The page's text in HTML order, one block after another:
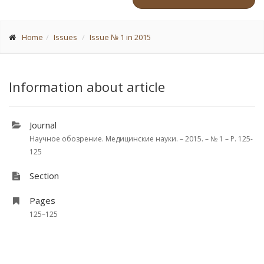
Home Issues Issue № 1 in 2015
Information about article
Journal
Научное обозрение. Медицинские науки. – 2015. – № 1 – P. 125-
125
Section
Pages
125–125